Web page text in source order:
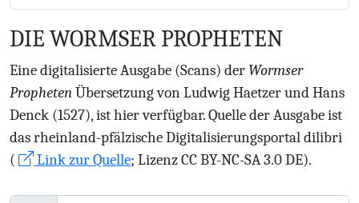
DIE WORMSER PROPHETEN
Eine digitalisierte Ausgabe (Scans) der Wormser
ProphetenÜbersetzung von Ludwig Haetzer und Hans
Denck (1527), ist hier verfügbar. Quelle der Ausgabe ist
das rheinland-pfälzische Digitalisierungsportal dilibri
(
Link zur Quelle; Lizenz CC BY-NC-SA 3.0 DE).